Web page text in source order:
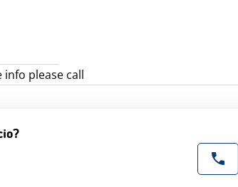
info please call